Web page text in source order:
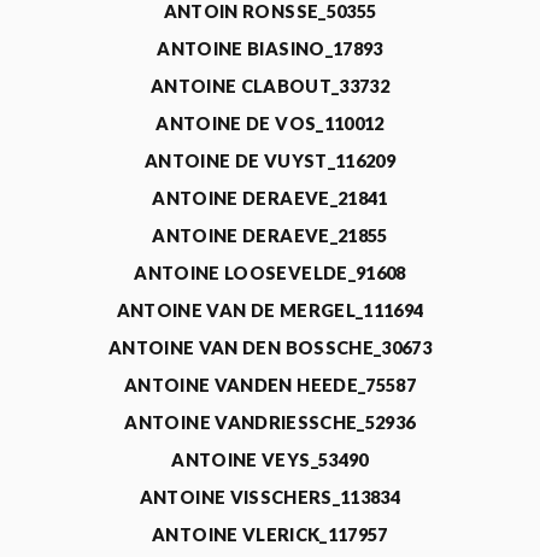
ANTOIN RONSSE_50355
ANTOINE BIASINO_17893
ANTOINE CLABOUT_33732
ANTOINE DE VOS_110012
ANTOINE DE VUYST_116209
ANTOINE DERAEVE_21841
ANTOINE DERAEVE_21855
ANTOINE LOOSEVELDE_91608
ANTOINE VAN DE MERGEL_111694
ANTOINE VAN DEN BOSSCHE_30673
ANTOINE VANDEN HEEDE_75587
ANTOINE VANDRIESSCHE_52936
ANTOINE VEYS_53490
ANTOINE VISSCHERS_113834
ANTOINE VLERICK_117957